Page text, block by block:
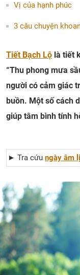
Vị của hạnh phúc
3 câu chuyện
Tiết Bạch Lộ là tiết
“Thu phong mưa
người có cảm giác
buồn. Một số cách
giúp tâm bình tính
► Tra cứu ngày âm